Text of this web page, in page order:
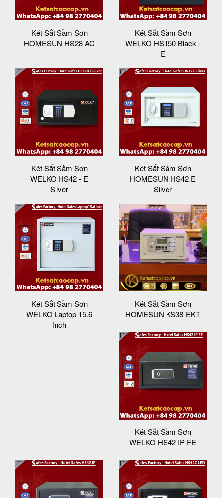
Két Sắt Sầm Sơn
HOMESUN HS28 AC
Két Sắt Sầm Sơn
WELKO HS150 Black -
E
Két Sắt Sầm Sơn
WELKO HS42 - E
Silver
Két Sắt Sầm Sơn
HOMESUN HS42 E
Silver
Két Sắt Sầm Sơn
WELKO Laptop 15.6
Inch
Két Sắt Sầm Sơn
HOMESUN KS38-EKT
Két Sắt Sầm Sơn
WELKO HS42 IP FE